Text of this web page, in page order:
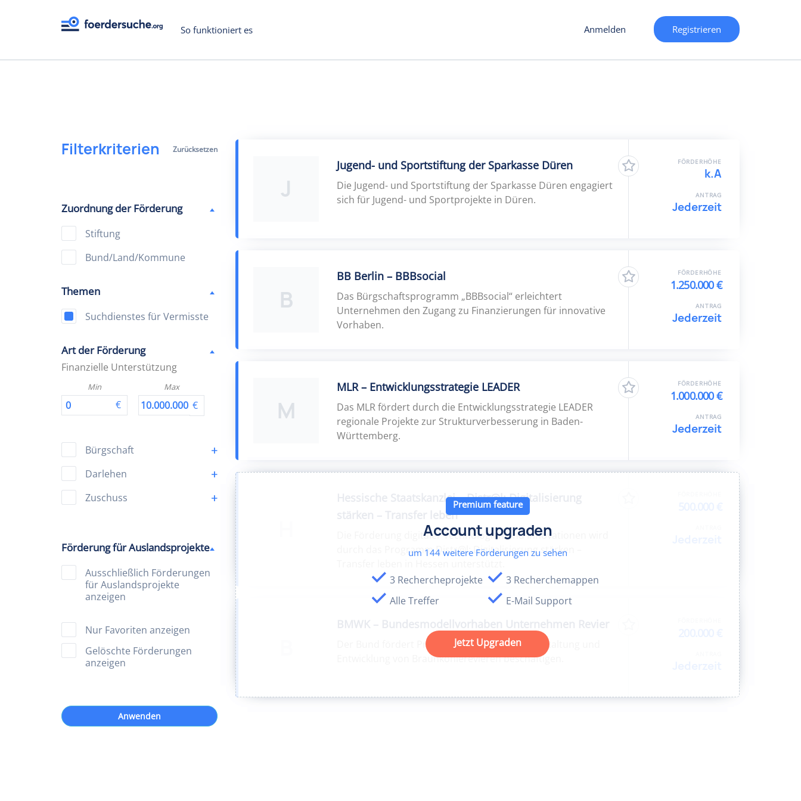
So funktioniert es Anmelden Registrieren
Filterkriterien Zurücksetzen
Zuordnung der Förderung
Stiftung
Bund/Land/Kommune
Themen
Suchdienstes für Vermisste
Art der Förderung
Min Max
Finanzielle Unterstützung
Bürgschaft
Darlehen
Zuschuss
Förderung für Auslandsprojekte
Ausschließlich Förderungen
für Auslandsprojekte
anzeigen
Nur Favoriten anzeigen
Gelöschte Förderungen
anzeigen
Anwenden
J
Jugend- und Sportstiftung der Sparkasse Düren
Die Jugend- und Sportstiftung der Sparkasse Düren engagiert
sich für Jugend- und Sportprojekte in Düren.
FÖRDERHÖHE
k.A
ANTRAG
Jederzeit
B
BB Berlin – BBBsocial
Das Bürgschaftsprogramm „BBBsocial“ erleichtert
Unternehmen den Zugang zu Finanzierungen für innovative
Vorhaben.
FÖRDERHÖHE
1.250.000 €
ANTRAG
Jederzeit
M
MLR – Entwicklungsstrategie LEADER
Das MLR fördert durch die Entwicklungsstrategie LEADER
regionale Projekte zur Strukturverbesserung in Baden-
Württemberg.
FÖRDERHÖHE
1.000.000 €
ANTRAG
Jederzeit
Hessische Staatskanzlei – Distr@l: Digitalisierung
stärken – Transfer leben
Die Förderung digitaler Technologien und Innovationen wird
durch das Programm Distr@l: Digitalisierung stärken –
Der Bund fördert Projekte, die sich mit der Gestaltung und
Entwicklung von Braunkohlerevieren beschäftigen.
Premium feature
Account upgraden
um 144weitere Förderungen zu sehen
3 Rechercheprojekte
Alle Treffer
3 Recherchemappen
E-Mail Support
Jetzt Upgraden